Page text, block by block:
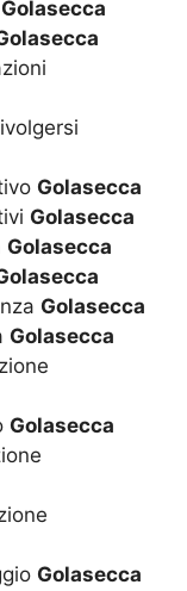
Golasecca
Golasecca
Golasecca
Golasecca
Golasecca
Golasecca
Golasecca
Golasecca